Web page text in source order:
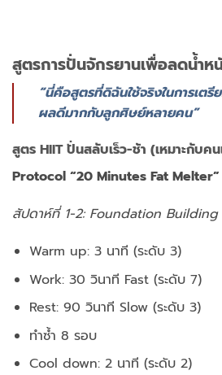
สูตรการปั่นจักรยานเพื่อลดน้ำห
“นี่คือสูตรที่ดิฉันใช้จริงในการเตรี
ผลดีมากกับลูกศิษย์หลายคน”
สูตร HIIT ปั่นสลับเร็ว-ช้า (เหมาะกับคน
Protocol “20 Minutes Fat Melter”
สัปดาห์ที่ 1-2: Foundation Building
Warm up: 3 นาที (ระดับ 3)
Work: 30 วินาที Fast (ระดับ 7)
Rest: 90 วินาที Slow (ระดับ 3)
ทำซ้ำ 8 รอบ
Cool down: 2 นาที (ระดับ 2)